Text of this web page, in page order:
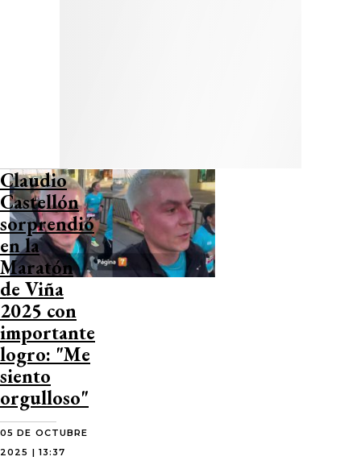
Claudio
Castellón
sorprendió
en la
Maratón
de Viña
2025 con
importante
logro: "Me
siento
orgulloso"
05 DE OCTUBRE
2025 | 13:37